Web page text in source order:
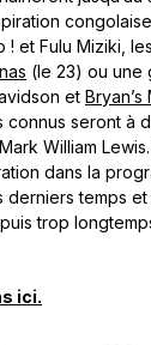
et Fulu Miziki,
(le 23) ou une
et
connus seront à
William
dans la
derniers temps
trop
ici.